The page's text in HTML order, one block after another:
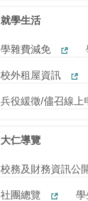
就學生活
學雜費減免
校外租屋資訊
兵役緩徵/儘召線上
大仁導覽
校務及財務資訊公
社團總覽 學